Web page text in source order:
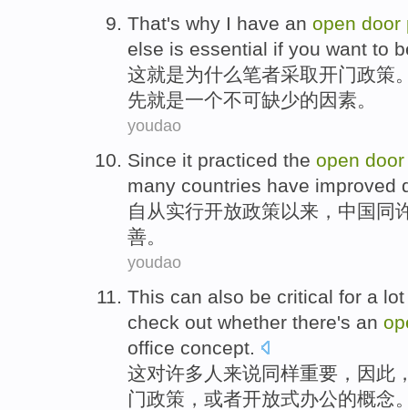
That's why I have an open door
else is essential if you want to
这就是为什么笔者采取开门政策
先就是一个不可缺少的因素。
youdao
Since it practiced the open door
many countries have improved
自从实行开放政策以来， 中国 同
善。
youdao
This can also be critical for a lot
check out whether there's an
office concept.
这对许多 人来说同样重要 ， 因此
门政策 ， 或者开放式办公的概念